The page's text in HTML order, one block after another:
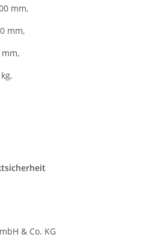
mm,
mm,
& Co. KG